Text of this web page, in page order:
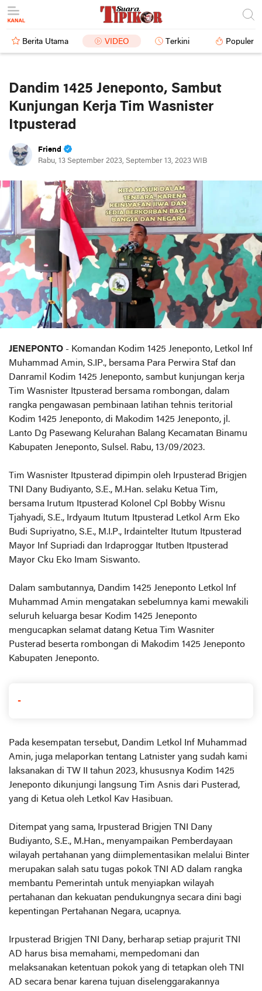
Berita Utama VIDEO Terkini Populer
Dandim 1425 Jeneponto, Sambut
Kunjungan Kerja Tim Wasnister
Itpusterad
Friend
Rabu, 13 September 2023, September 13, 2023 WIB
JENEPONTO - Komandan Kodim 1425 Jeneponto, Letkol Inf
Muhammad Amin, S.IP., bersama Para Perwira Staf dan
Danramil Kodim 1425 Jeneponto, sambut kunjungan kerja
Tim Wasnister Itpusterad bersama rombongan, dalam
rangka pengawasan pembinaan latihan tehnis teritorial
Kodim 1425 Jeneponto, di Makodim 1425 Jeneponto, jl.
Lanto Dg Pasewang Kelurahan Balang Kecamatan Binamu
Kabupaten Jeneponto, Sulsel. Rabu, 13/09/2023.
Tim Wasnister Itpusterad dipimpin oleh Irpusterad Brigjen
TNI Dany Budiyanto, S.E., M.Han. selaku Ketua Tim,
bersama Irutum Itpusterad Kolonel Cpl Bobby Wisnu
Tjahyadi, S.E., Irdyaum Itutum Itpusterad Letkol Arm Eko
Budi Supriyatno, S.E., M.I.P., Irdaintelter Itutum Itpusterad
Mayor Inf Supriadi dan Irdaproggar Itutben Itpusterad
Mayor Cku Eko Imam Siswanto.
Dalam sambutannya, Dandim 1425 Jeneponto Letkol Inf
Muhammad Amin mengatakan sebelumnya kami mewakili
seluruh keluarga besar Kodim 1425 Jeneponto
mengucapkan selamat datang Ketua Tim Wasniter
Pusterad beserta rombongan di Makodim 1425 Jeneponto
Kabupaten Jeneponto.
-
Pada kesempatan tersebut, Dandim Letkol Inf Muhammad
Amin, juga melaporkan tentang Latnister yang sudah kami
laksanakan di TW II tahun 2023, khususnya Kodim 1425
Jeneponto dikunjungi langsung Tim Asnis dari Pusterad,
yang di Ketua oleh Letkol Kav Hasibuan.
Ditempat yang sama, Irpusterad Brigjen TNI Dany
Budiyanto, S.E., M.Han., menyampaikan Pemberdayaan
wilayah pertahanan yang diimplementasikan melalui Binter
merupakan salah satu tugas pokok TNI AD dalam rangka
membantu Pemerintah untuk menyiapkan wilayah
pertahanan dan kekuatan pendukungnya secara dini bagi
kepentingan Pertahanan Negara, ucapnya.
Irpusterad Brigjen TNI Dany, berharap setiap prajurit TNI
AD harus bisa memahami, mempedomani dan
melaksanakan ketentuan pokok yang di tetapkan oleh TNI
AD secara benar karena tujuan diselenggarakannya